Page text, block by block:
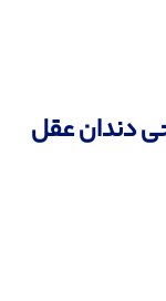
دندان عقل